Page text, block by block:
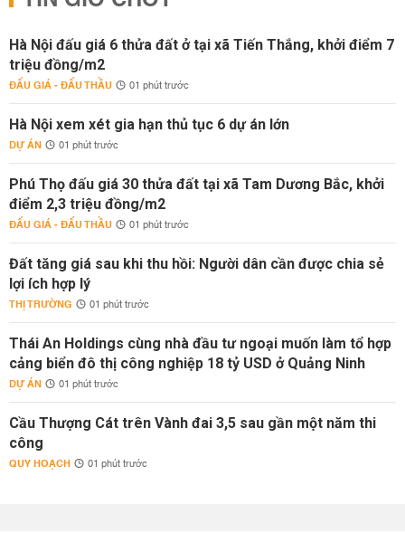
Hà Nội đấu giá 6 thửa đất ở tại xã Tiến Thắng, khởi điểm 7
triệu đồng/m2
ĐẤU GIÁ - ĐẤU THẦU 01 phút trước
Hà Nội xem xét gia hạn thủ tục 6 dự án lớn
DỰ ÁN 01 phút trước
Phú Thọ đấu giá 30 thửa đất tại xã Tam Dương Bắc, khởi
điểm 2,3 triệu đồng/m2
ĐẤU GIÁ - ĐẤU THẦU 01 phút trước
Đất tăng giá sau khi thu hồi: Người dân cần được chia sẻ
lợi ích hợp lý
THỊ TRƯỜNG 01 phút trước
Thái An Holdings cùng nhà đầu tư ngoại muốn làm tổ hợp
cảng biển đô thị công nghiệp 18 tỷ USD ở Quảng Ninh
DỰ ÁN 01 phút trước
Cầu Thượng Cát trên Vành đai 3,5 sau gần một năm thi
công
QUY HOẠCH 01 phút trước